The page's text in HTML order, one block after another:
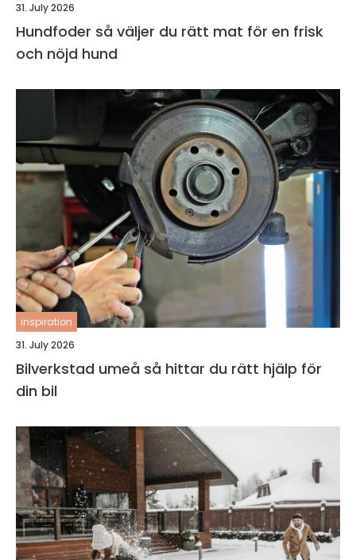
31. July 2026
Hundfoder så väljer du rätt mat för en frisk
och nöjd hund
inspiration
31. July 2026
Bilverkstad umeå så hittar du rätt hjälp för
din bil